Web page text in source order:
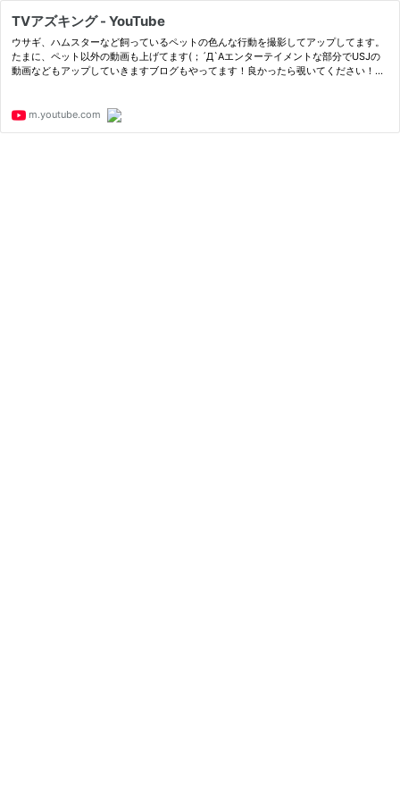
TVアズキング - YouTube
ウサギ、ハムスターなど飼っているペットの色んな行動を撮影してアップしてます。
たまに、ペット以外の動画も上げてます(；´Д`Aエンターテイメントな部分でUSJの
動画などもアップしていきますブログもやってます！良かったら覗いてください！htt
m.youtube.com